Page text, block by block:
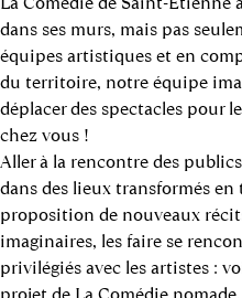
dans ses murs, mais pas
équipes artistiques et en
du territoire, notre équipe
déplacer des spectacles pour
chez vous !
Aller à la rencontre des
dans des lieux transformés
proposition de nouveaux
imaginaires, les faire se
privilégiés avec les artistes :